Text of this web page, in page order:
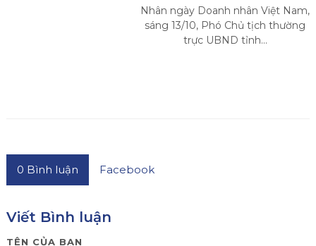
Nhân ngày Doanh nhân Việt Nam,
sáng 13/10, Phó Chủ tịch thường
trực UBND tỉnh...
0 Bình luận Facebook
Viết Bình luận
TÊN CỦA BẠN